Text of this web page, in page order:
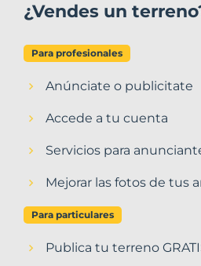
¿Vendes un
Para profesionales
Anúnciate o publicitate
Accede a tu cuenta
Servicios para
Mejorar las fotos de tus
Para particulares
Publica tu terreno